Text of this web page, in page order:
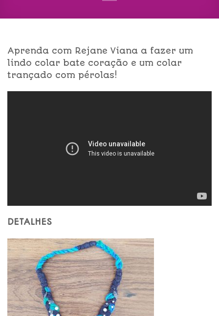
Aprenda com Rejane Viana a fazer um
lindo colar bate coração e um colar
trançado com pérolas!
DETALHES